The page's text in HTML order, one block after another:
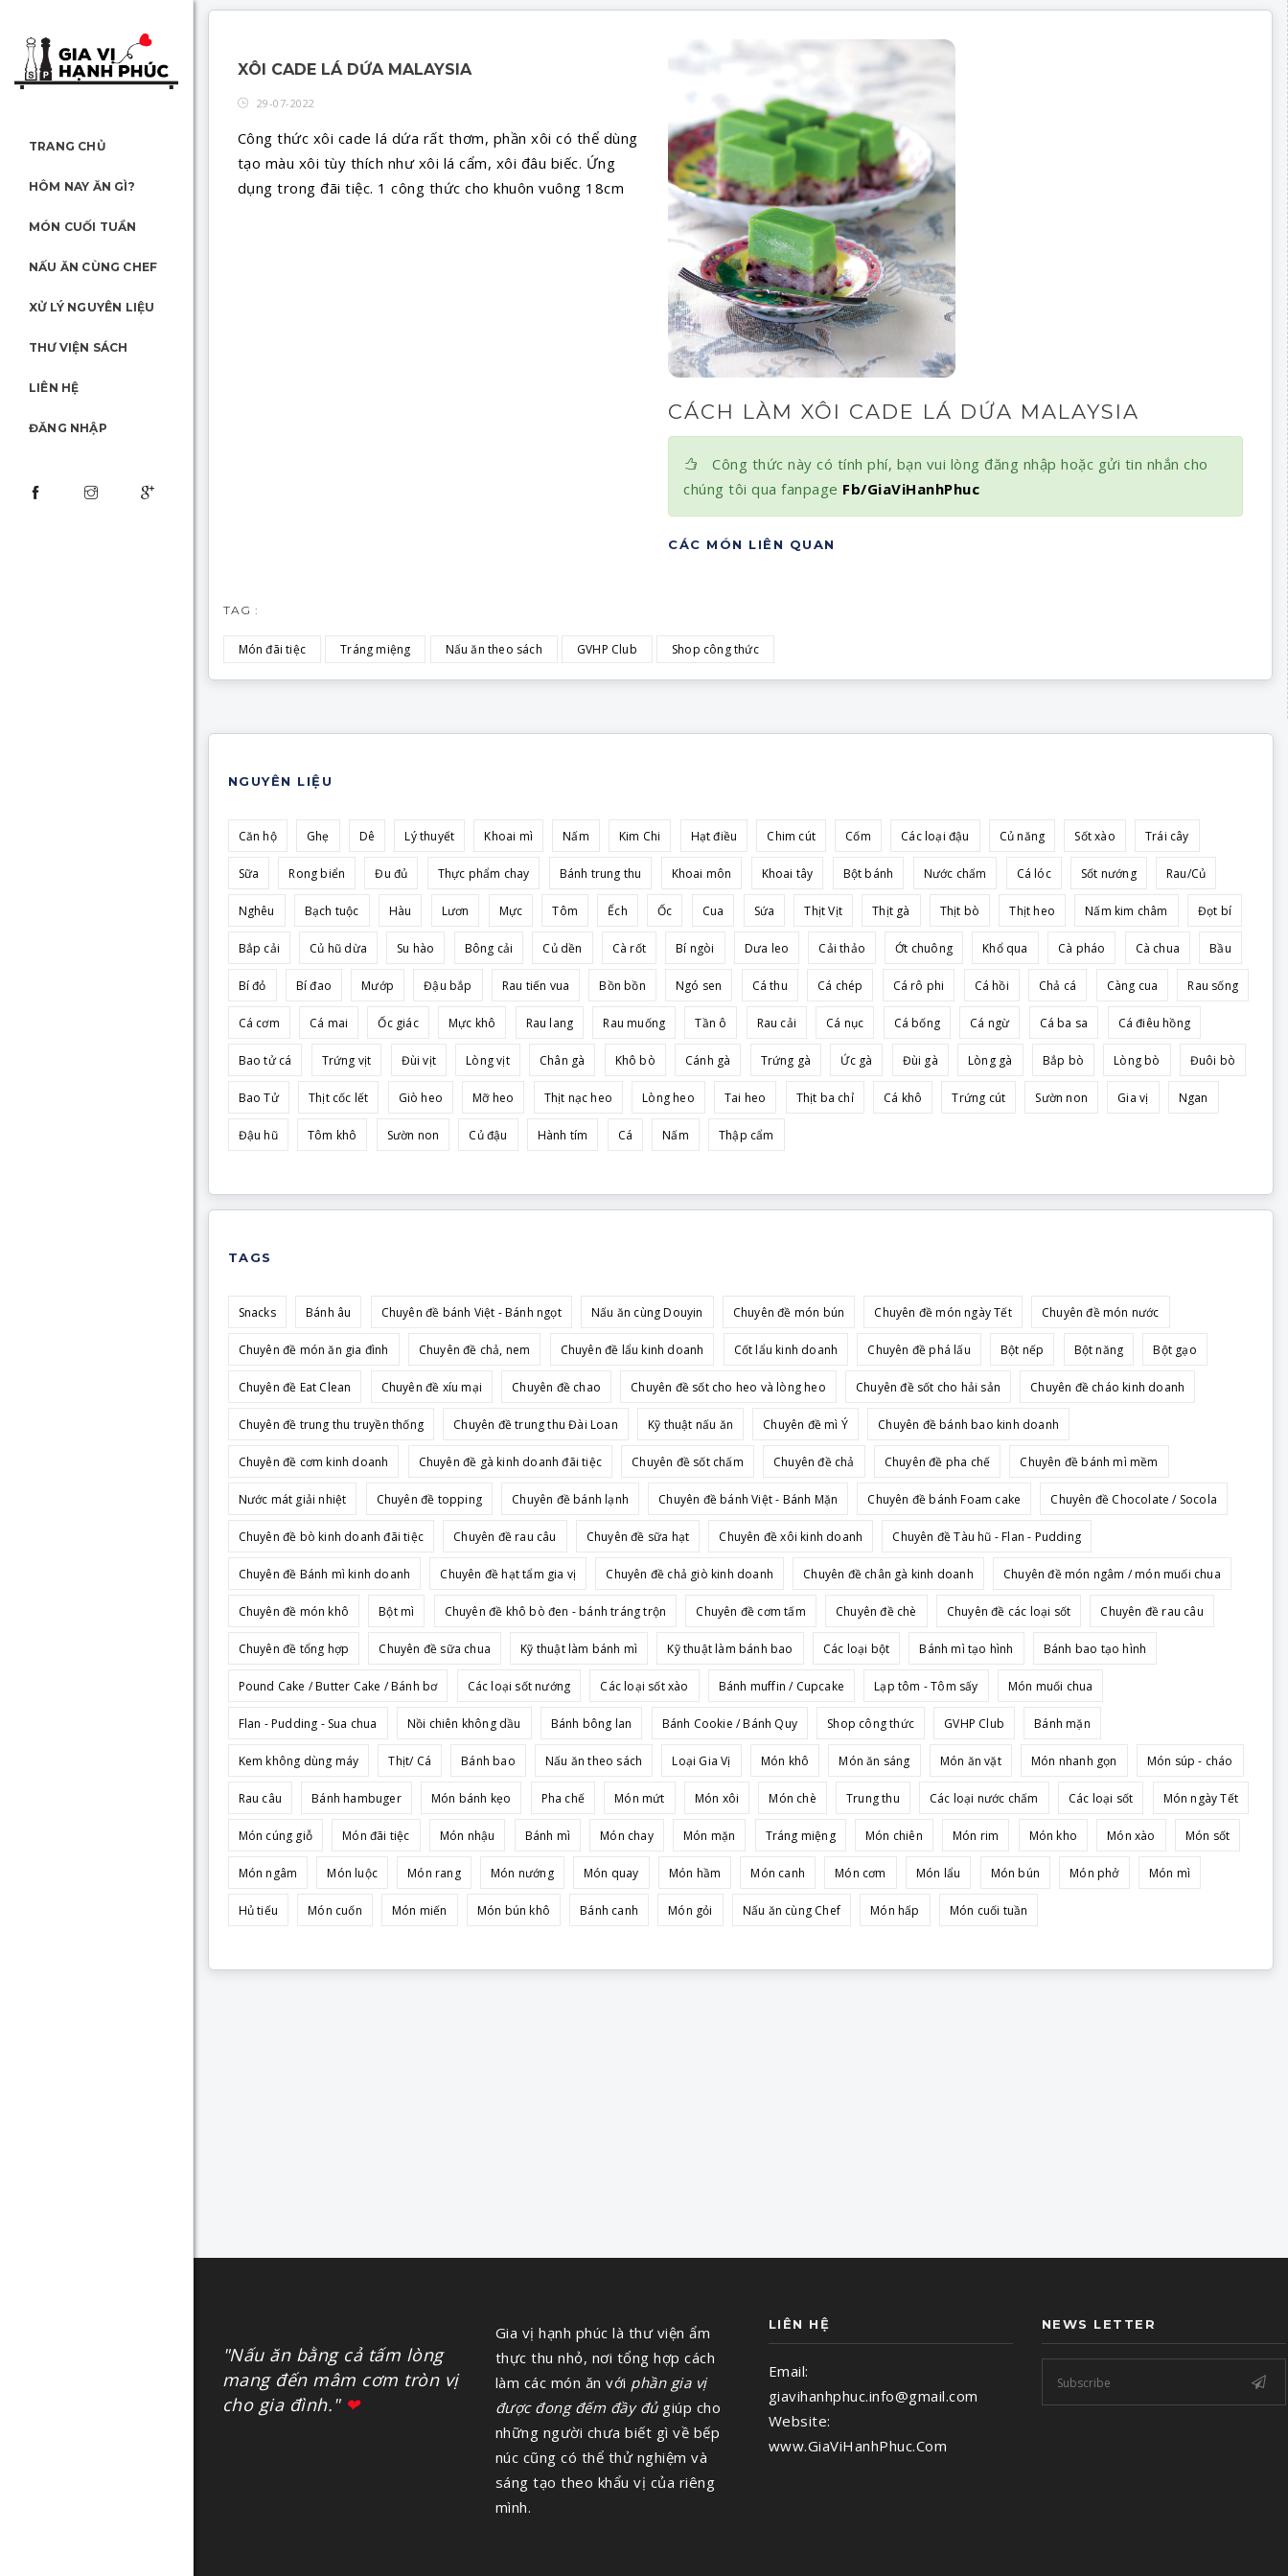
TRANG CHỦ
HÔM NAY ĂN GÌ?
MÓN CUỐI TUẦN
NẤU ĂN CÙNG CHEF
XỬ LÝ NGUYÊN LIỆU
THƯ VIỆN SÁCH
LIÊN HỆ
ĐĂNG NHẬP
XÔI CADE LÁ DỨA MALAYSIA
29-07-2022
Công thức xôi cade lá dứa rất thơm, phần xôi có thể dùng
tạo màu xôi tùy thích như xôi lá cẩm, xôi đâu biếc. Ứng
dụng trong đãi tiệc. 1 công thức cho khuôn vuông 18cm
CÁCH LÀM XÔI CADE LÁ DỨA MALAYSIA
Công thức này có tính phí, bạn vui lòng đăng nhập hoặc gửi tin nhắn cho
chúng tôi qua fanpage Fb/GiaViHanhPhuc
CÁC MÓN LIÊN QUAN
TAG :
Món đãi tiệc Tráng miệng Nấu ăn theo sách GVHP Club Shop công thức
NGUYÊN LIỆU
Căn hộ Ghẹ Dê Lý thuyết Khoai mì Nấm Kim Chi Hạt điều Chim cút Cốm Các loại đậu Củ năng Sốt xào Trái cây
Sữa Rong biển Đu đủ Thực phẩm chay Bánh trung thu Khoai môn Khoai tây Bột bánh Nước chấm Cá lóc Sốt nướng Rau/Củ
Nghêu Bạch tuộc Hàu Lươn Mực Tôm Ếch Ốc Cua Sứa Thịt Vịt Thịt gà Thịt bò Thịt heo Nấm kim châm Đọt bí
Bắp cải Củ hũ dừa Su hào Bông cải Củ dền Cà rốt Bí ngòi Dưa leo Cải thảo Ớt chuông Khổ qua Cà pháo Cà chua Bầu
Bí đỏ Bí đao Mướp Đậu bắp Rau tiến vua Bồn bồn Ngó sen Cá thu Cá chép Cá rô phi Cá hồi Chả cá Càng cua Rau sống
Cá cơm Cá mai Ốc giác Mực khô Rau lang Rau muống Tần ô Rau cải Cá nục Cá bống Cá ngừ Cá ba sa Cá điêu hồng
Bao tử cá Trứng vịt Đùi vịt Lòng vịt Chân gà Khô bò Cánh gà Trứng gà Ức gà Đùi gà Lòng gà Bắp bò Lòng bò Đuôi bò
Bao Tử Thịt cốc lết Giò heo Mỡ heo Thịt nạc heo Lòng heo Tai heo Thịt ba chỉ Cá khô Trứng cút Sườn non Gia vị Ngan
Đậu hũ Tôm khô Sườn non Củ đậu Hành tím Cá Nấm Thập cẩm
TAGS
Snacks Bánh âu Chuyên đề bánh Việt - Bánh ngọt Nấu ăn cùng Douyin Chuyên đề món bún Chuyên đề món ngày Tết Chuyên đề món nước
Chuyên đề món ăn gia đình Chuyên đề chả, nem Chuyên đề lẩu kinh doanh Cốt lẩu kinh doanh Chuyên đề phá lấu Bột nếp Bột năng Bột gạo
Chuyên đề Eat Clean Chuyên đề xíu mại Chuyên đề chao Chuyên đề sốt cho heo và lòng heo Chuyên đề sốt cho hải sản Chuyên đề cháo kinh doanh
Chuyên đề trung thu truyền thống Chuyên đề trung thu Đài Loan Kỹ thuật nấu ăn Chuyên đề mì Ý Chuyên đề bánh bao kinh doanh
Chuyên đề cơm kinh doanh Chuyên đề gà kinh doanh đãi tiệc Chuyên đề sốt chấm Chuyên đề chả Chuyên đề pha chế Chuyên đề bánh mì mềm
Nước mát giải nhiệt Chuyên đề topping Chuyên đề bánh lạnh Chuyên đề bánh Việt - Bánh Mặn Chuyên đề bánh Foam cake Chuyên đề Chocolate / Socola
Chuyên đề bò kinh doanh đãi tiệc Chuyên đề rau câu Chuyên đề sữa hạt Chuyên đề xôi kinh doanh Chuyên đề Tàu hũ - Flan - Pudding
Chuyên đề Bánh mì kinh doanh Chuyên đề hạt tẩm gia vị Chuyên đề chả giò kinh doanh Chuyên đề chân gà kinh doanh Chuyên đề món ngâm / món muối chua
Chuyên đề món khô Bột mì Chuyên đề khô bò đen - bánh tráng trộn Chuyên đề cơm tấm Chuyên đề chè Chuyên đề các loại sốt Chuyên đề rau câu
Chuyên đề tổng hợp Chuyên đề sữa chua Kỹ thuật làm bánh mì Kỹ thuật làm bánh bao Các loại bột Bánh mì tạo hình Bánh bao tạo hình
Pound Cake / Butter Cake / Bánh bơ Các loại sốt nướng Các loại sốt xào Bánh muffin / Cupcake Lạp tôm - Tôm sấy Món muối chua
Flan - Pudding - Sua chua Nồi chiên không dầu Bánh bông lan Bánh Cookie / Bánh Quy Shop công thức GVHP Club Bánh mặn
Kem không dùng máy Thịt/ Cá Bánh bao Nấu ăn theo sách Loại Gia Vị Món khô Món ăn sáng Món ăn vặt Món nhanh gọn Món súp - cháo
Rau câu Bánh hambuger Món bánh kẹo Pha chế Món mứt Món xôi Món chè Trung thu Các loại nước chấm Các loại sốt Món ngày Tết
Món cúng giỗ Món đãi tiệc Món nhậu Bánh mì Món chay Món mặn Tráng miệng Món chiên Món rim Món kho Món xào Món sốt
Món ngâm Món luộc Món rang Món nướng Món quay Món hầm Món canh Món cơm Món lẩu Món bún Món phở Món mì
Hủ tiếu Món cuốn Món miến Món bún khô Bánh canh Món gỏi Nấu ăn cùng Chef Món hấp Món cuối tuần
"Nấu ăn bằng cả tấm lòng
mang đến mâm cơm tròn vị
cho gia đình." ❤
Gia vị hạnh phúc là thư viện ẩm
thực thu nhỏ, nơi tổng hợp cách
làm các món ăn với phần gia vị
được đong đếm đầy đủgiúp cho
những người chưa biết gì về bếp
núc cũng có thể thử nghiệm và
sáng tạo theo khẩu vị của riêng
mình.
LIÊN HỆ
Email:
giavihanhphuc.info@gmail.com
Website:
www.GiaViHanhPhuc.Com
NEWS LETTER